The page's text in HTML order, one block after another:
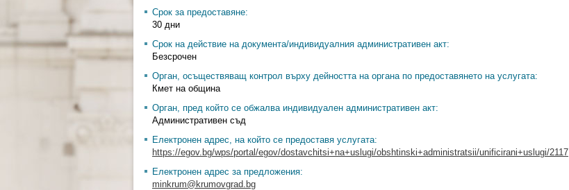
Срок за предоставяне:
30 дни
Срок на действие на документа/индивидуалния административен акт:
Безсрочен
Орган, осъществяващ контрол върху дейността на органа по предоставянето на услугата:
Кмет на община
Орган, пред който се обжалва индивидуален административен акт:
Административен съд
Електронен адрес, на който се предоставя услугата:
https://egov.bg/wps/portal/egov/dostavchitsi+na+uslugi/obshtinski+administratsii/unificirani+uslugi/2117
Електронен адрес за предложения:
minkrum@krumovgrad.bg